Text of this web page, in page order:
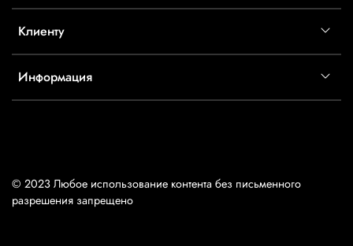
Клиенту
Информация
© 2023 Любое использование контента без письменного
разрешения запрещено